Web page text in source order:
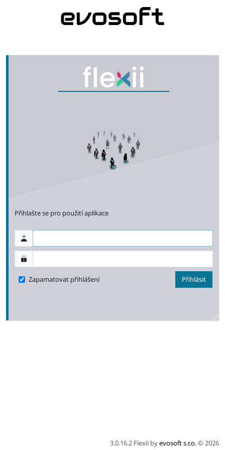
Přihlašte se pro použití aplikace
Zapamatovat přihlášení Přihlásit
3.0.16.2 Flexii byevosoft s.r.o.© 2026